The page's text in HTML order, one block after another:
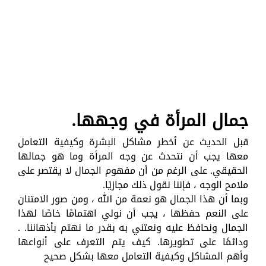
جمال المرأة في وجهها.
قبل الحديث عن أخطر مشاكل البشرة وكيفية التعامل
معها يجب أن نتحدث عن وجه المرأة وما هو جمالها
الحقيقي. على الرغم من أن مفهوم الجمال لا يقتصر على
ملامح الوجه ، فإننا نقول ذلك مجازيًا.
وبما أن هذا الجمال هو نعمة من الله ، ومن صور الامتنان
على النعم حفظها ، يجب أن نولي اهتمامًا خاصًا لهذا
الجمال ونحافظ عليه ونعتني به بقدر ما نهتم بأذهاننا. .
ودائمًا على تطويرها. كيف يتم التعرف على أنواعها
وأهم المشاكل وكيفية التعامل معها بشكل صحيح